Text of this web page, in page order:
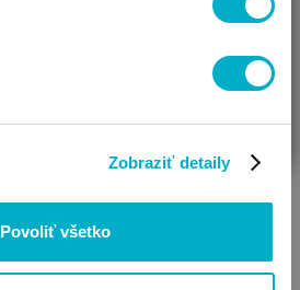
Zobraziť detaily
Povoliť všetko